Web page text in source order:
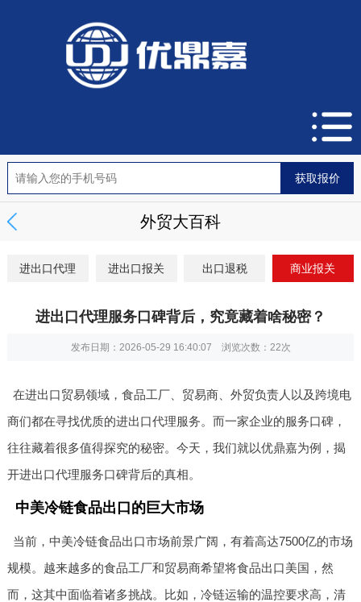
外贸大百科
进出口代理 进出口报关 出口退税 商业报关
进出口代理服务口碑背后，究竟藏着啥秘密？
发布日期：2026-05-29 16:40:07 浏览次数： 22次
在进出口贸易领域，食品工厂、贸易商、外贸负责人以及跨境电
商们都在寻找优质的进出口代理服务。而一家企业的服务口碑，
往往藏着很多值得探究的秘密。今天，我们就以优鼎嘉为例，揭
开进出口代理服务口碑背后的真相。
中美冷链食品出口的巨大市场
当前，中美冷链食品出口市场前景广阔，有着高达7500亿的市场
规模。越来越多的食品工厂和贸易商希望将食品出口美国，然
而，这其中面临着诸多挑战。比如，冷链运输的温控要求高，清